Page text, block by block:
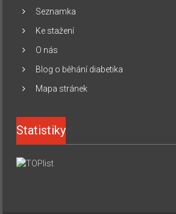
Seznamka
Ke stažení
O nás
Blog o běhání diabetika
Mapa stránek
Statistiky